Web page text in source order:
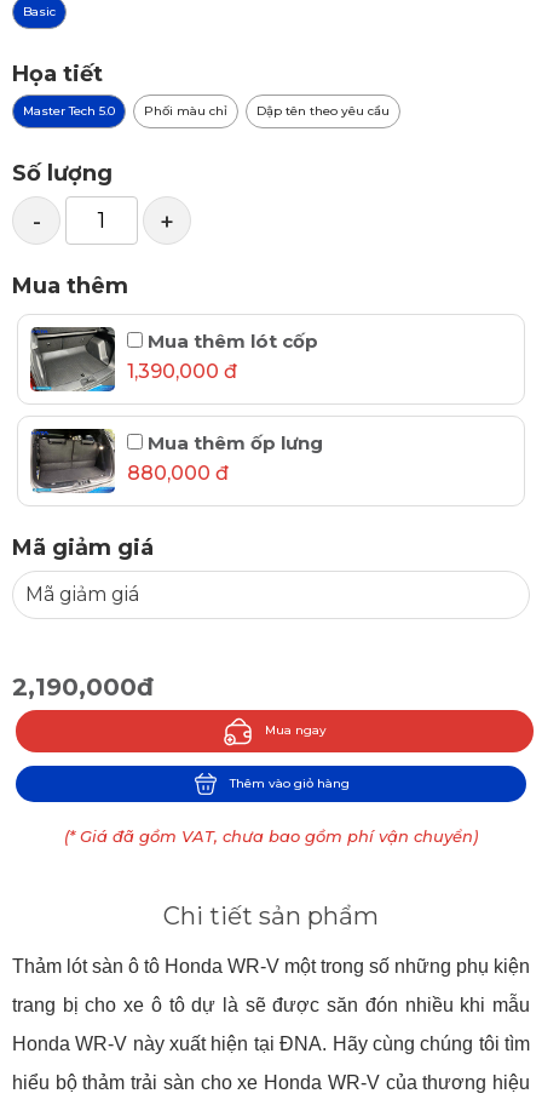
Basic
Họa tiết
Master Tech 5.0 Phối màu chỉ Dập tên theo yêu cầu
Số lượng
- +
Mua thêm
Mua thêm lót cốp
1,390,000 đ
Mua thêm ốp lưng
880,000 đ
Mã giảm giá
2,190,000đ
Mua ngay
Thêm vào giỏ hàng
(* Giá đã gồm VAT, chưa bao gồm phí vận chuyển)
Chi tiết sản phẩm
Thảm lót sàn ô tô Honda WR-V một trong số những phụ kiện
trang bị cho xe ô tô dự là sẽ được săn đón nhiều khi mẫu
Honda WR-V này xuất hiện tại ĐNA. Hãy cùng chúng tôi tìm
hiểu bộ thảm trải sàn cho xe Honda WR-V của thương hiệu